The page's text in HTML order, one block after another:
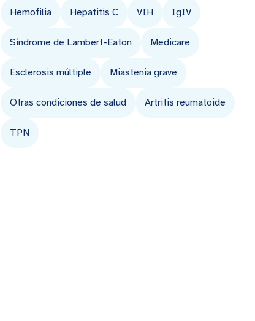
Hemofilia Hepatitis C VIH IgIV
Síndrome de Lambert-Eaton Medicare
Esclerosis múltiple Miastenia grave
Otras condiciones de salud Artritis reumatoide
TPN